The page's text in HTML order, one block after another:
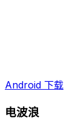
Android 下载
电波浪